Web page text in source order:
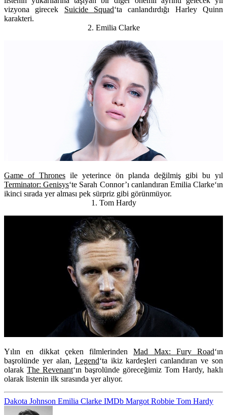
vizyona girecek Suicide Squad‘ta canlandırdığı Harley Quinn
karakteri.
2. Emilia Clarke
Game of Thrones ile yeterince ön planda değilmiş gibi bu yıl
Terminator: Genisys‘te Sarah Connor’ı canlandıran Emilia Clarke‘ın
ikinci sırada yer alması pek sürpriz gibi görünmüyor.
1. Tom Hardy
Yılın en dikkat çeken filmlerindenMad Max: Fury Road‘ın
başrolünde yer alan, Legend‘ta ikiz kardeşleri canlandıran ve son
olarak The Revenant‘ın başrolünde göreceğimiz Tom Hardy, haklı
olarak listenin ilk sırasında yer alıyor.
Dakota Johnson Emilia Clarke IMDb Margot Robbie Tom Hardy